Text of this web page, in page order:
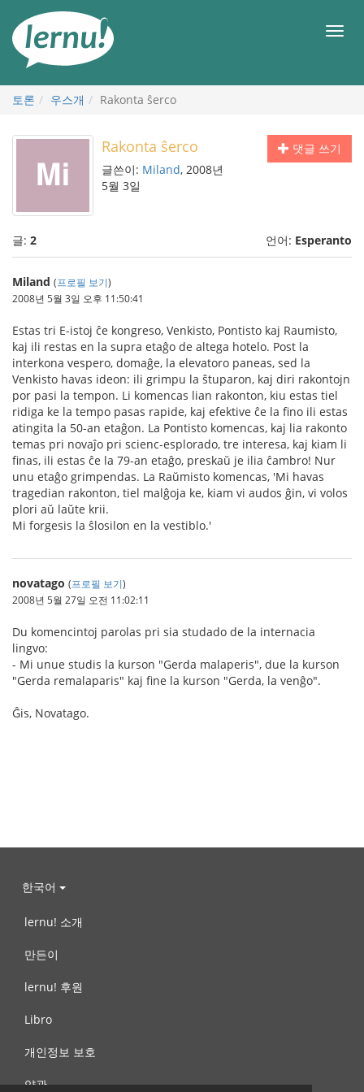
메
토론 우스개 Rakonta ŝerco
댓글 쓰기
Rakonta ŝerco
글쓴이: Miland, 2008년
5월 3일
글: 2 언어: Esperanto
Miland (프로필 보기)
2008년 5월 3일 오후 11:50:41
Estas tri E-istoj ĉe kongreso, Venkisto, Pontisto kaj Raumisto,
kaj ili restas en la supra etaĝo de altega hotelo. Post la
interkona vespero, domaĝe, la elevatoro paneas, sed la
Venkisto havas ideon: ili grimpu la ŝtuparon, kaj diri rakontojn
por pasi la tempon. Li komencas lian rakonton, kiu estas tiel
ridiga ke la tempo pasas rapide, kaj efektive ĉe la fino ili estas
atingita la 50-an etaĝon. La Pontisto komencas, kaj lia rakonto
temas pri novaĵo pri scienc-esplorado, tre interesa, kaj kiam li
finas, ili estas ĉe la 79-an etaĝo, preskaŭ je ilia ĉambro! Nur
unu etaĝo grimpendas. La Raŭmisto komencas, 'Mi havas
tragedian rakonton, tiel malĝoja ke, kiam vi audos ĝin, vi volos
plori aŭ laŭte krii.
Mi forgesis la ŝlosilon en la vestiblo.'
novatago (프로필 보기)
2008년 5월 27일 오전 11:02:11
Du komencintoj parolas pri sia studado de la internacia
lingvo:
- Mi unue studis la kurson "Gerda malaperis", due la kurson
"Gerda remalaparis" kaj fine la kurson "Gerda, la venĝo".
Ĝis, Novatago.
한국어
lernu! 소개
만든이
lernu! 후원
Libro
개인정보 보호
약관